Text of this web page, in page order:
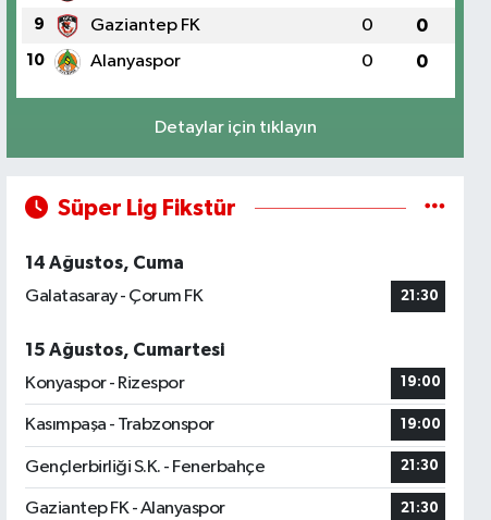
9 Gaziantep FK 0 0
10 Alanyaspor 0 0
Detaylar için tıklayın
Süper Lig Fikstür
14 Ağustos, Cuma
Galatasaray - Çorum FK
21:30
15 Ağustos, Cumartesi
Konyaspor - Rizespor
19:00
Kasımpaşa - Trabzonspor 19:00
Gençlerbirliği S.K. - Fenerbahçe 21:30
Gaziantep FK - Alanyaspor 21:30